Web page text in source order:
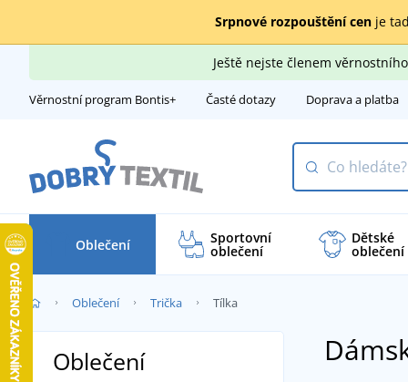
Srpnové rozpouštění cenje
Ještě nejste členem
Věrnostní program Bontis+ Časté dotazy Doprava a platba
Oblečení Sportovní
oblečení
Dětské
oblečení
Oblečení Trička Tílka
Oblečení